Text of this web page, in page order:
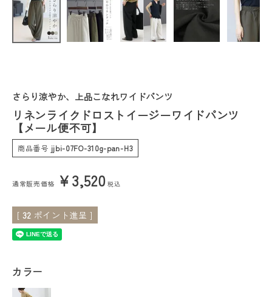
ファッション雑貨
会員ステージ特典プログラムについて
ご利用ガイド
さらり涼やか、上品こなれワイドパンツ
リネンライクドロストイージーワイドパンツ
【メール便不可】
商品番号 jjbi-07FO-310g-pan-H3
通常販売価格 ¥3,520 税込
[ 32 ポイント進呈 ]
カラー